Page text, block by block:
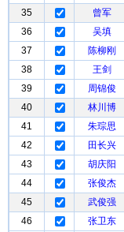
35
曾军
36
吴填
37
陈柳刚
38
王剑
39
周锦俊
40
林川博
41
朱琮思
42
田长兴
43
胡庆阳
44
张俊杰
45
武俊强
46
张卫东